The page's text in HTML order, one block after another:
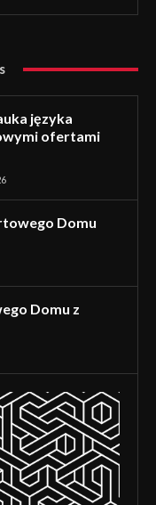
języka
ofertami
Domu
Domu z